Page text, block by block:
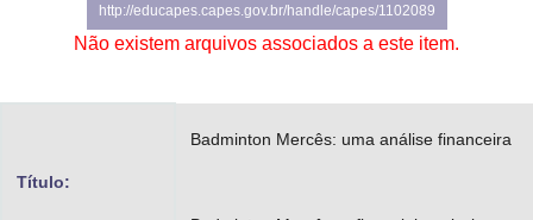
Banco Central do Brasil
http://educapes.capes.gov.br/handle/capes/1102089
Não existem arquivos associados a este item.
Título:
Badminton Mercês: uma análise financeira